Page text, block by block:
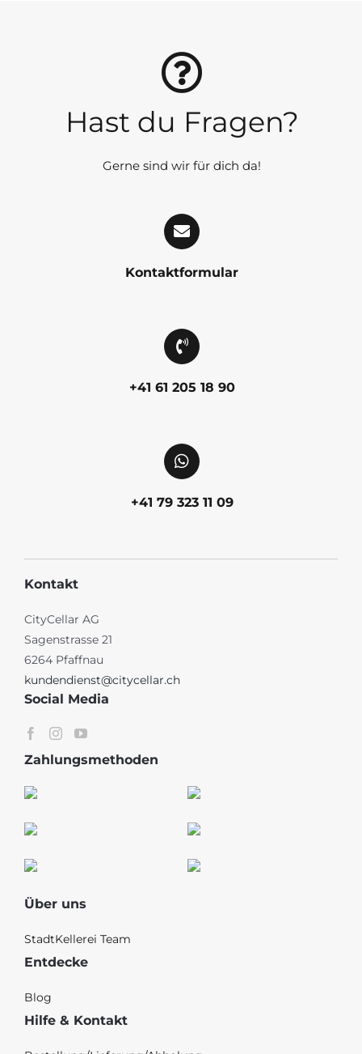
Hast du Fragen?
Gerne sind wir für dich da!
Kontaktformular
+41 61 205 18 90
+41 79 323 11 09
Kontakt
CityCellar AG
Sagenstrasse 21
6264 Pfaffnau
kundendienst@citycellar.ch
Social Media
Zahlungsmethoden
Über uns
StadtKellerei Team
Entdecke
Blog
Hilfe & Kontakt